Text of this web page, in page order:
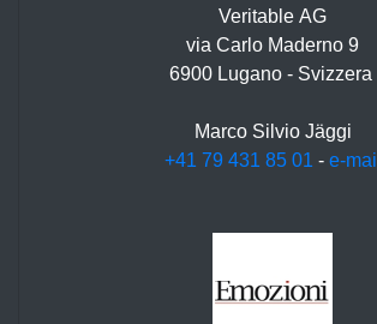
Veritable AG
via Carlo Maderno 9
6900 Lugano - Svizzera
Marco Silvio Jäggi
+41 79 431 85 01 - e-mail